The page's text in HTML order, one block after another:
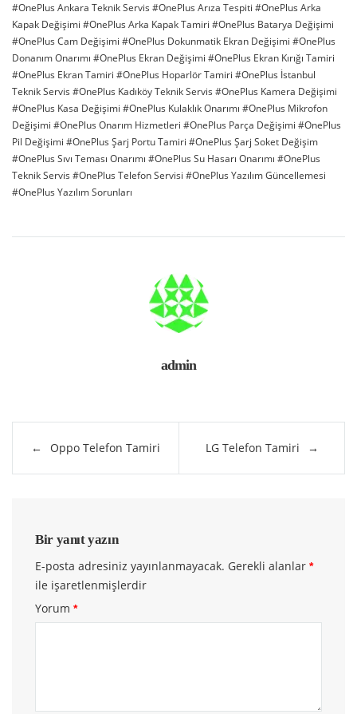
OnePlus Ankara Teknik Servis OnePlus Arıza Tespiti
OnePlus Arka
Kapak Değişimi
OnePlus Arka Kapak Tamiri
OnePlus Batarya Değişimi
OnePlus Cam Değişimi
OnePlus Dokunmatik Ekran Değişimi
OnePlus
Donanım Onarımı
OnePlus Ekran Değişimi
OnePlus Ekran Kırığı Tamiri
OnePlus Ekran Tamiri
OnePlus Hoparlör Tamiri
OnePlus İstanbul
Teknik Servis
OnePlus Kadıköy Teknik Servis
OnePlus Kamera Değişimi
OnePlus Kasa Değişimi
OnePlus Kulaklık Onarımı
OnePlus Mikrofon
Değişimi
OnePlus Onarım Hizmetleri OnePlus Parça Değişimi
OnePlus
Pil Değişimi
OnePlus Şarj Portu Tamiri
OnePlus Şarj Soket Değişim
OnePlus Sıvı Teması Onarımı
OnePlus Su Hasarı Onarımı
OnePlus
Teknik Servis
OnePlus Telefon Servisi
OnePlus Yazılım Güncellemesi
OnePlus Yazılım Sorunları
admin
gezinmesi
Oppo Telefon Tamiri LG Telefon Tamiri
Bir yanıt yazın
E-posta adresiniz yayınlanmayacak. Gerekli alanlar*
ile işaretlenmişlerdir
Yorum*